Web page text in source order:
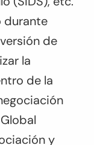
durante
de
la
de la
y